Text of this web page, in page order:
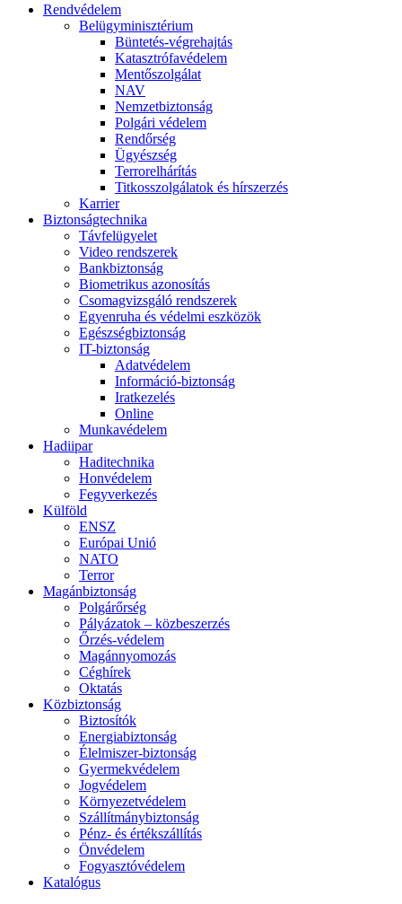
Rendvédelem
Belügyminisztérium
Büntetés-végrehajtás
Katasztrófavédelem
Mentőszolgálat
NAV
Nemzetbiztonság
Polgári védelem
Rendőrség
Ügyészség
Terrorelhárítás
Titkosszolgálatok és hírszerzés
Karrier
Biztonságtechnika
Távfelügyelet
Video rendszerek
Bankbiztonság
Biometrikus azonosítás
Csomagvizsgáló rendszerek
Egyenruha és védelmi eszközök
Egészségbiztonság
IT-biztonság
Adatvédelem
Információ-biztonság
Iratkezelés
Online
Munkavédelem
Hadiipar
Haditechnika
Honvédelem
Fegyverkezés
Külföld
ENSZ
Európai Unió
NATO
Terror
Magánbiztonság
Polgárőrség
Pályázatok – közbeszerzés
Őrzés-védelem
Magánnyomozás
Céghírek
Oktatás
Közbiztonság
Biztosítók
Energiabiztonság
Élelmiszer-biztonság
Gyermekvédelem
Jogvédelem
Környezetvédelem
Szállítmánybiztonság
Pénz- és értékszállítás
Önvédelem
Fogyasztóvédelem
Katalógus